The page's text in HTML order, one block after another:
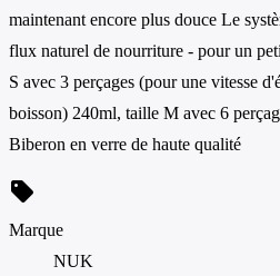
maintenant encore plus douce Le
flux naturel de nourriture - pour un
S avec 3 perçages (pour une vitesse
boisson) 240ml, taille M avec 6
Biberon en verre de haute qualité
sell
Marque
NUK